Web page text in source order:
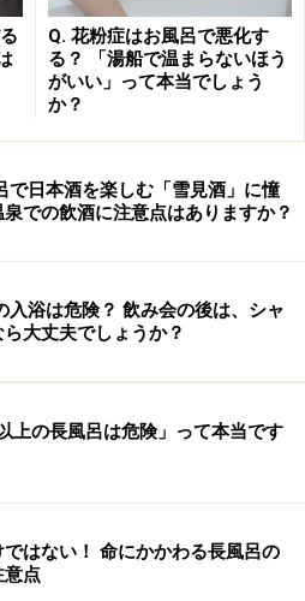
いる場合は不調の原因となり
やすいケースは、例えばソフ
寄りかかるような姿勢です。
面に顔を近づけ、前傾姿勢にな
。
腰椎の前方カーブが増し、腰が
ります
が傾くケースでは、見た目上
ている場合が多いです。意識
を張りすぎたり、腰を反らせ
Q. 花粉症はお風呂で悪化す
る？ 「湯船で温まらないほう
がいい」って本当でしょう
か？
で日本酒を楽しむ「雪見酒」に憧
での飲酒に注意点はありますか？
入浴は危険？ 飲み会の後は、シャ
大丈夫でしょうか？
上の長風呂は危険」って本当です
はない！ 命にかかわる長風呂の
意点